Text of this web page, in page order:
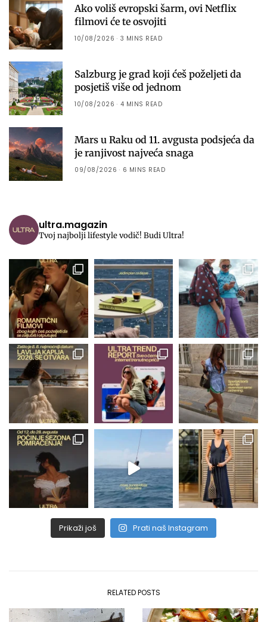
Ako voliš evropski šarm, ovi Netflix
filmovi će te osvojiti
10/08/2026 3 MINS READ
Salzburg je grad koji ćeš poželjeti da
posjetiš više od jednom
10/08/2026 4 MINS READ
Mars u Raku od 11. avgusta podsjeća da
je ranjivost najveća snaga
09/08/2026 6 MINS READ
ultra.magazin
Tvoj najbolji lifestyle vodič! Budi Ultra!
Prikaži još Prati naš Instagram
RELATED POSTS